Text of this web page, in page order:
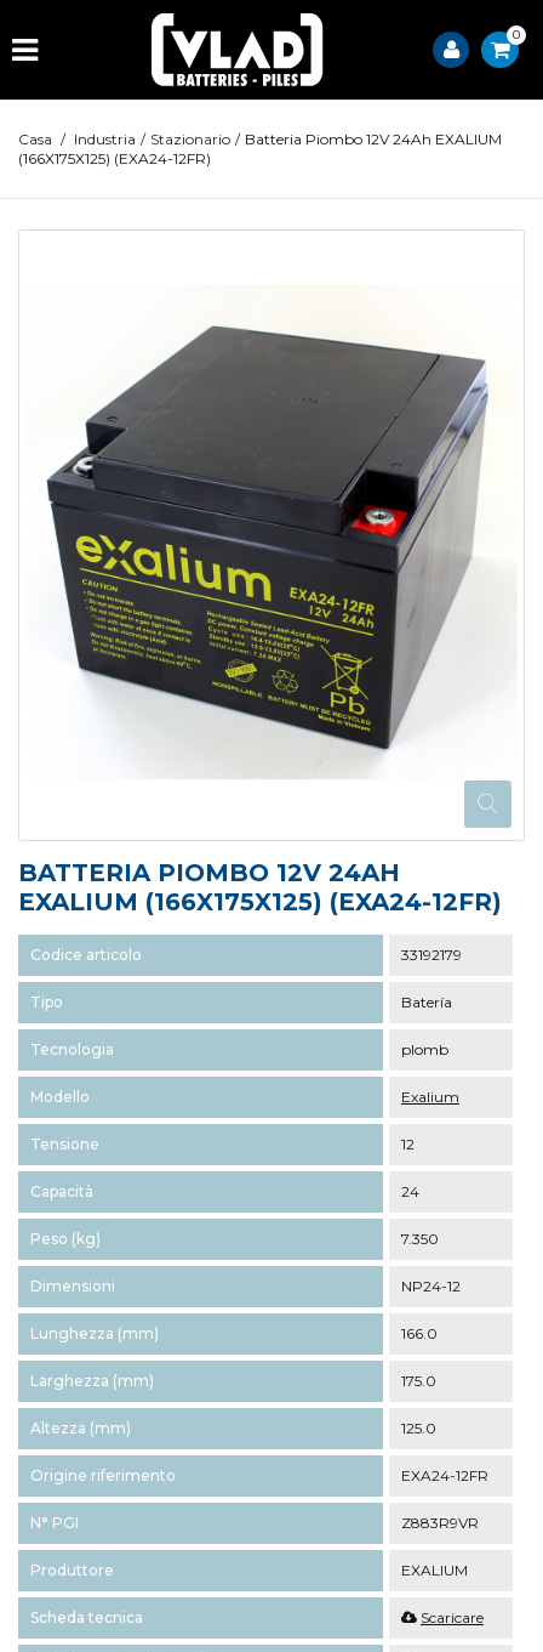
0
Casa / Industria / Stazionario / Batteria Piombo 12V 24Ah EXALIUM
(166X175X125) (EXA24-12FR)
BATTERIA PIOMBO 12V 24AH
EXALIUM (166X175X125) (EXA24-12FR)
Codice articolo 33192179
Tipo Batería
Tecnologia plomb
Modello Exalium
Tensione 12
Capacità 24
Peso (kg) 7.350
Dimensioni NP24-12
Lunghezza (mm) 166.0
Larghezza (mm) 175.0
Altezza (mm) 125.0
Origine riferimento EXA24-12FR
N° PGI Z883R9VR
Produttore EXALIUM
Scheda tecnica Scaricare